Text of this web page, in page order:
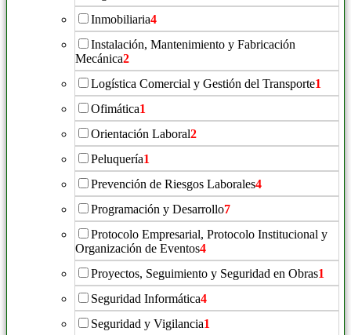
Inmobiliaria4
Instalación, Mantenimiento y Fabricación
Mecánica2
Logística Comercial y Gestión del Transporte1
Ofimática1
Orientación Laboral2
Peluquería1
Prevención de Riesgos Laborales4
Programación y Desarrollo7
Protocolo Empresarial, Protocolo Institucional y
Organización de Eventos4
Proyectos, Seguimiento y Seguridad en Obras1
Seguridad Informática4
Seguridad y Vigilancia1